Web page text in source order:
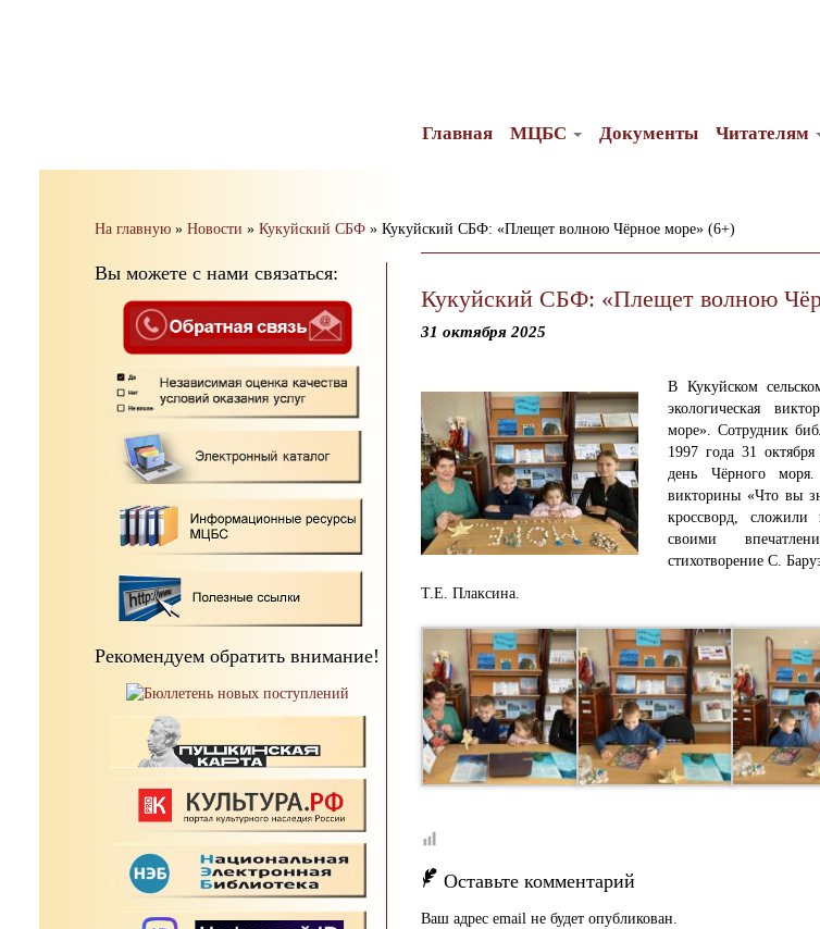
Главная МЦБС Документы Читателям
На главную » Новости » Кукуйский СБФ » Кукуйский СБФ: «Плещет волною Чёрное море» (6+)
Вы можете с нами связаться:
Рекомендуем обратить внимание!
Кукуйский СБФ: «Плещет волною
31 октября 2025
В Кукуйском
экологическая
море». Сотрудник
1997 года 31
день Чёрного
викторины «Что вы
кроссворд, сложили
своими
стихотворение С.
Т.Е. Плаксина.
Оставьте комментарий
Ваш адрес email не будет опубликован.